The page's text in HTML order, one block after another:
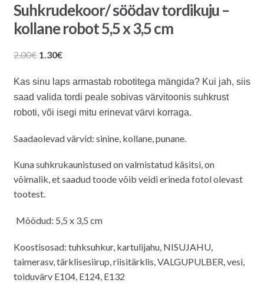
Suhkrudekoor/ söödav tordikuju –
kollane robot 5,5 x 3,5 cm
2.00€ Algne
oli:
2.00€.
1.30€Praegune
on:
1.30€.
Kas sinu laps armastab robotitega mängida? Kui jah, siis
saad valida tordi peale sobivas värvitoonis suhkrust
roboti, või isegi mitu erinevat värvi korraga.
Saadaolevad värvid: sinine, kollane, punane.
Kuna suhkrukaunistused on valmistatud käsitsi, on
võimalik, et saadud toode võib veidi erineda fotol olevast
tootest.
Mõõdud: 5,5 x 3,5 cm
Koostisosad: tuhksuhkur, kartulijahu, NISUJAHU,
taimerasv, tärklisesiirup, riisitärklis, VALGUPULBER, vesi,
toiduvärvE104, E124, E132